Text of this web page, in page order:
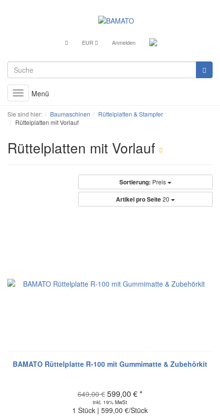
EUR Anmelden
Toggle
navigation
Menü
Sie sind hier: Baumaschinen
Rüttelplatten & Stampfer
Rüttelplatten mit Vorlauf
Rüttelplatten mit Vorlauf
Sortierung: Preis
Artikel pro Seite20
BAMATO Rüttelplatte R-100 mit Gummimatte & Zubehörkit
649,00 € 599,00 € *
inkl. 19% MwSt
1 Stück | 599,00 €/Stück